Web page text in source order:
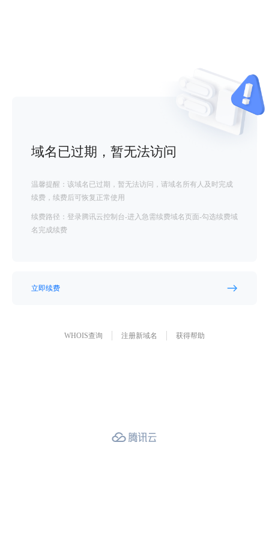
域名已过期，暂无法访问
温馨提醒：该域名已过期，暂无法访问，请域名所有人及时完成
续费，续费后可恢复正常使用
续费路径：登录腾讯云控制台-进入急需续费域名页面-勾选续费域
名完成续费
立即续费
WHOIS查询 注册新域名 获得帮助